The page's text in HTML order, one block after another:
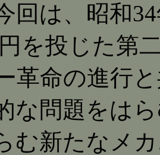
回は、昭和
を投じた第
革命の進行
な問題をは
む新たなメ